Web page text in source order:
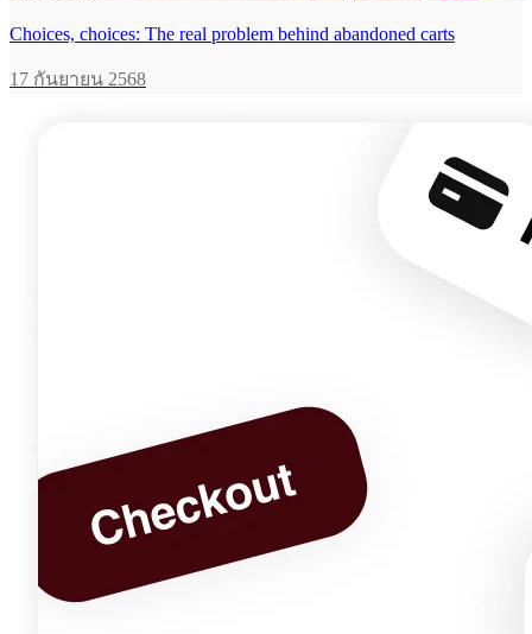
Choices, choices: The real problem behind abandoned carts
17 กันยายน 2568